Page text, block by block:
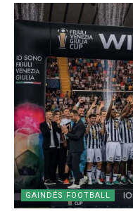
GAINDÉS FOOTBALL